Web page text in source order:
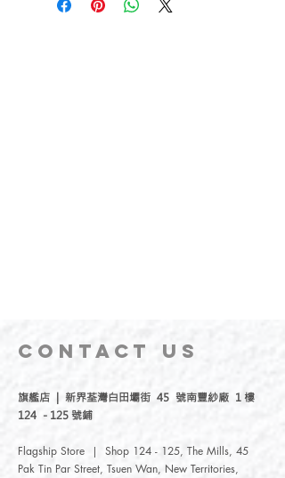
CONTACT US
旗艦店 | 新界荃灣白田壩街 45 號南豐紗廠 1 樓
124 - 125 號鋪
Flagship Store | Shop 124 - 125, The Mills, 45
Pak Tin Par Street, Tsuen Wan, New Territories,